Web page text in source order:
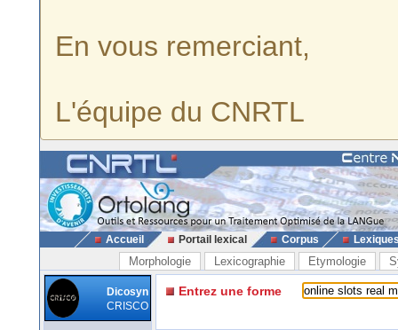
En vous remerciant,
L'équipe du CNRTL
Accueil Portail lexical Corpus
Morphologie Lexicographie Etymologie
Dicosyn
CRISCO
Entrez une forme